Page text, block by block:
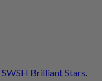
SWSH Brilliant Stars.